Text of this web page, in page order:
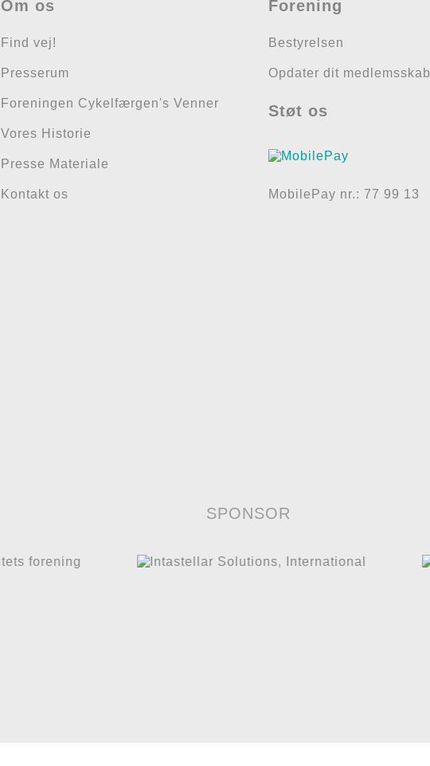
Om os
Find vej!
Presserum
Foreningen Cykelfærgen's Venner
Vores Historie
Presse Materiale
Kontakt os
Forening
Bestyrelsen
Opdater dit medlemsskab
Støt os
MobilePay nr.: 77 99 13
SPONSOR